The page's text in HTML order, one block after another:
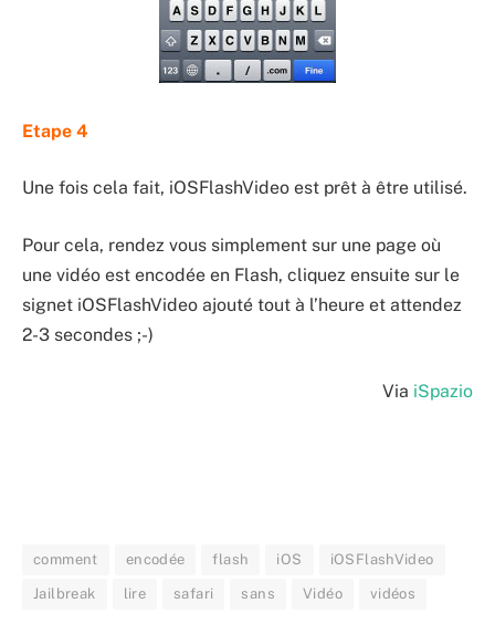
Etape 4
Une fois cela fait, iOSFlashVideo est prêt à être utilisé.
Pour cela, rendez vous simplement sur une page où
une vidéo est encodée en Flash, cliquez ensuite sur le
signet iOSFlashVideo ajouté tout à l’heure et attendez
2-3 secondes ;-)
Via iSpazio
comment encodée flash iOS iOSFlashVideo
Jailbreak lire safari sans Vidéo vidéos